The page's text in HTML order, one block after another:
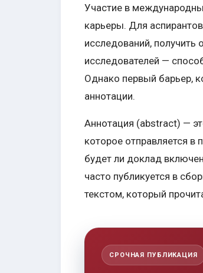
Участие в
карьеры. Для
исследований,
исследователей —
Однако первый барьер,
аннотации.
Аннотация (abstract) —
которое отправляется
будет ли доклад
часто публикуется в
текстом, который
СРОЧНАЯ ПУБЛИКАЦИЯ